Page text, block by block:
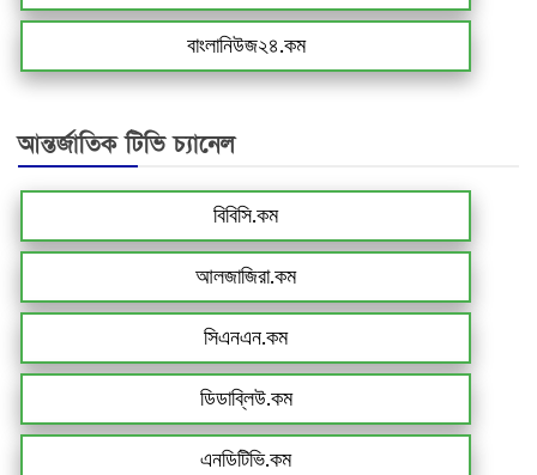
বাংলানিউজ২৪.কম
আন্তর্জাতিক টিভি চ্যানেল
বিবিসি.কম
আলজাজিরা.কম
সিএনএন.কম
ডিডাব্লিউ.কম
এনডিটিভি.কম